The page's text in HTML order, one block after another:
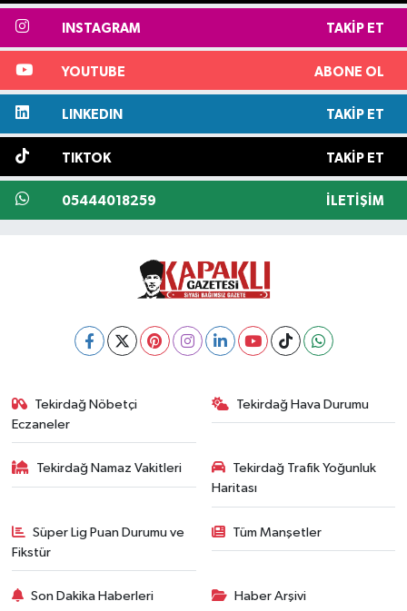
INSTAGRAM TAKIP ET
YOUTUBE ABONE OL
LINKEDIN TAKIP ET
TIKTOK TAKIP ET
05444018259 İLETIŞIM
Tekirdağ Nöbetçi
Eczaneler
Tekirdağ Hava Durumu
Tekirdağ Namaz Vakitleri
Tekirdağ Trafik Yoğunluk
Haritası
Süper Lig Puan Durumu ve
Fikstür
Tüm Manşetler
Son Dakika Haberleri Haber Arşivi